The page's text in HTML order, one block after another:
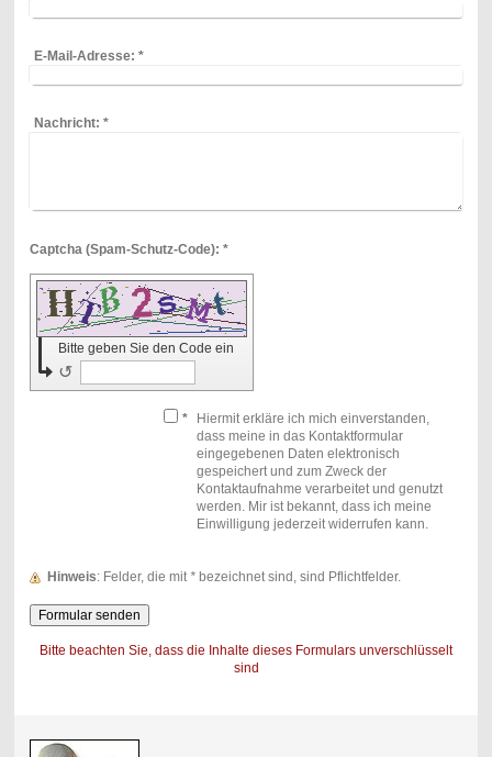
E-Mail-Adresse: *
Nachricht: *
Captcha (Spam-Schutz-Code): *
Bitte geben Sie den Code ein
↺
*
Hiermit erkläre ich mich einverstanden,
dass meine in das Kontaktformular
eingegebenen Daten elektronisch
gespeichert und zum Zweck der
Kontaktaufnahme verarbeitet und genutzt
werden. Mir ist bekannt, dass ich meine
Einwilligung jederzeit widerrufen kann.
Hinweis : Felder, die mit *bezeichnet sind, sind Pflichtfelder.
Bitte beachten Sie, dass die Inhalte dieses Formulars unverschlüsselt
sind